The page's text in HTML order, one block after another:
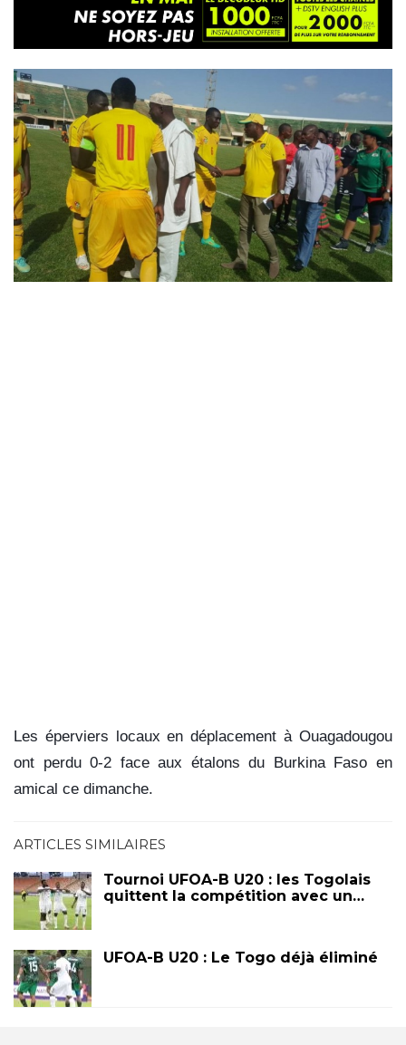
Les éperviers locaux en déplacement à Ouagadougou
ont perdu 0-2 face aux étalons du Burkina Faso en
amical ce dimanche.
ARTICLES SIMILAIRES
Tournoi UFOA-B U20 : les Togolais
quittent la compétition avec un…
UFOA-B U20 : Le Togo déjà éliminé